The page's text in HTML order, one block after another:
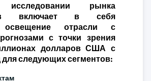
рынка
включает в себя
освещение отрасли с
с точки зрения
долларов США с
для следующих сегментов: